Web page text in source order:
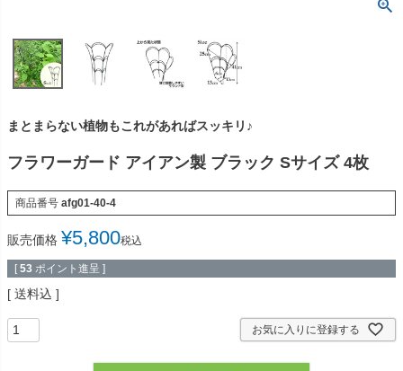
まとまらない植物もこれがあればスッキリ♪
フラワーガード アイアン製 ブラック Sサイズ 4枚
商品番号 afg01-40-4
販売価格 ¥5,800税込
[ 53 ポイント進呈 ]
送料込
お気に入りに登録する